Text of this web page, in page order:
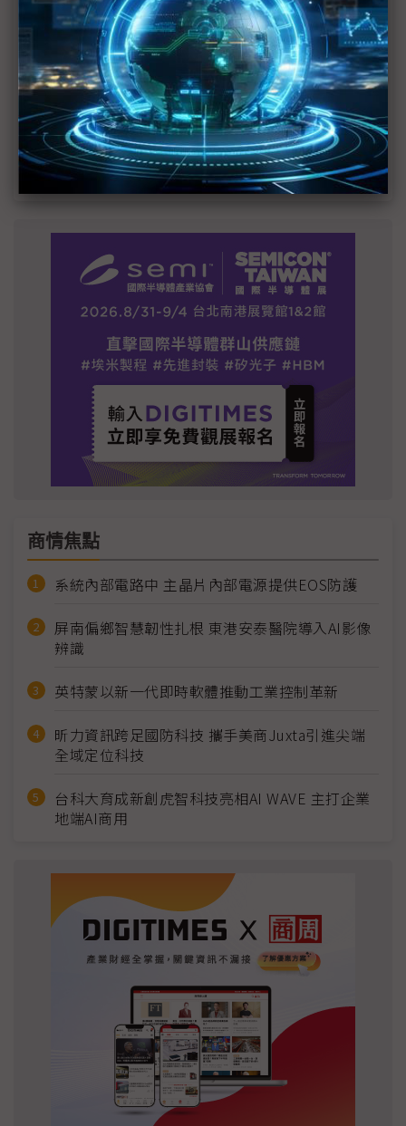
英特爾EMIB良率達標 聯發科第2代ASIC產品
2028準時量產
SpaceX晶片採購大轉向 Elon Musk捨超微全面
採用NVIDIA
光進銅退更明確？ 聯發科估SerDes 448G為銅
線「最終戰場」
商情焦點
系統內部電路中 主晶片內部電源提供EOS防護
屏南偏鄉智慧韌性扎根 東港安泰醫院導入AI影像
辨識
英特蒙以新一代即時軟體推動工業控制革新
昕力資訊跨足國防科技 攜手美商Juxta引進尖端
全域定位科技
台科大育成新創虎智科技亮相AI WAVE 主打企業
地端AI商用